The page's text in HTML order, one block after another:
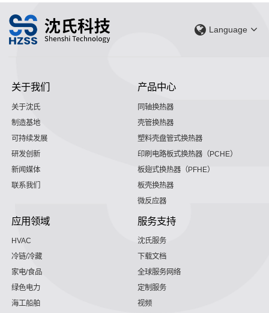
Language
关于我们
关于沈氏
制造基地
可持续发展
研发创新
新闻媒体
联系我们
产品中心
同轴换热器
壳管换热器
塑料壳盘管式换热器
印刷电路板式换热器（PCHE）
板翅式换热器（PFHE）
板壳换热器
微反应器
应用领域
HVAC
冷链/冷藏
家电/食品
绿色电力
海工船舶
服务支持
沈氏服务
下载文档
全球服务网络
定制服务
视频